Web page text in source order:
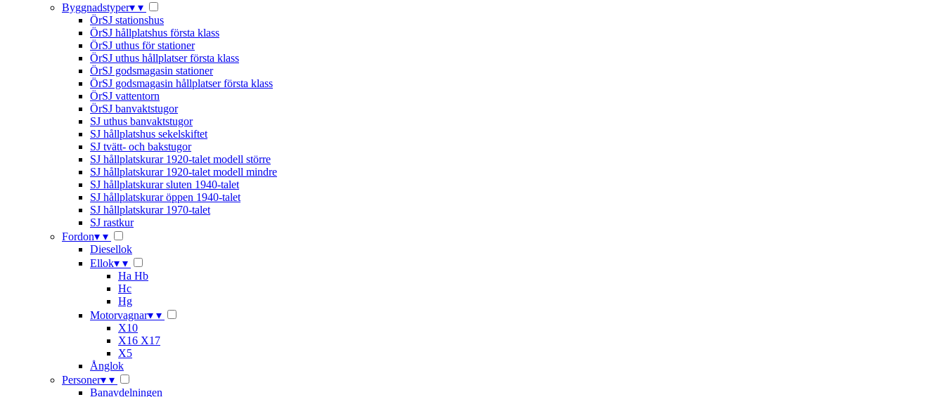
Byggnadstyper▾ ▾
ÖrSJ stationshus
ÖrSJ hållplatshus första klass
ÖrSJ uthus för stationer
ÖrSJ uthus hållplatser första klass
ÖrSJ godsmagasin stationer
ÖrSJ godsmagasin hållplatser första klass
ÖrSJ vattentorn
ÖrSJ banvaktstugor
SJ uthus banvaktstugor
SJ hållplatshus sekelskiftet
SJ tvätt- och bakstugor
SJ hållplatskurar 1920-talet modell större
SJ hållplatskurar 1920-talet modell mindre
SJ hållplatskurar sluten 1940-talet
SJ hållplatskurar öppen 1940-talet
SJ hållplatskurar 1970-talet
SJ rastkur
Fordon▾ ▾
Diesellok
Ellok▾ ▾
Ha Hb
Hc
Hg
Motorvagnar▾ ▾
X10
X16 X17
X5
Ånglok
Personer▾ ▾
Banavdelningen